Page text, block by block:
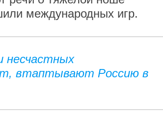
международных игр.
несчастных
втаптывают Россию в